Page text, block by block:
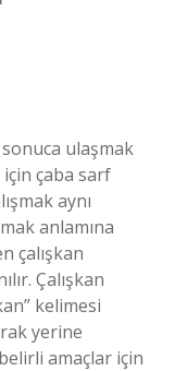
sonuca ulaşmak
çaba sarf
aynı
anlamına
çalışkan
Çalışkan
kelimesi
yerine
amaçlar için